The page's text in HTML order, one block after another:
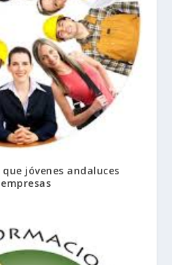
jóvenes andaluces